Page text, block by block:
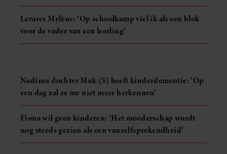
Lerares Mylène: ‘Op schoolkamp viel ik als een blok
voor de vader van een leerling’
Nadines dochter Muk (5) heeft kinderdementie: ‘Op
een dag zal ze me niet meer herkennen’
Fiona wil geen kinderen: ‘Het moederschap wordt
nog steeds gezien als een vanzelfsprekendheid’